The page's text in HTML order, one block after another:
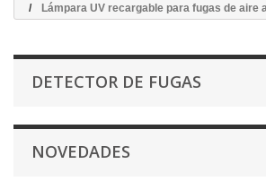
Lámpara UV recargable para fugas de aire
DETECTOR DE FUGAS
NOVEDADES